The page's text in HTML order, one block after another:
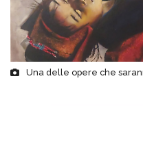
Una delle opere che